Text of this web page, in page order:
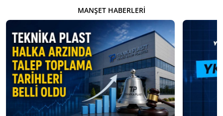
MANŞET HABERLERI